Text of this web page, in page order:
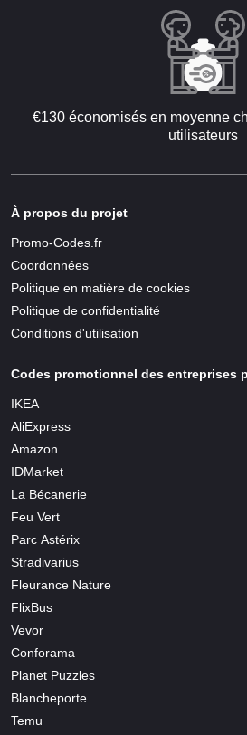
€130 économisés en moyenne
utilisateurs
À propos du projet
Promo-Codes.fr
Coordonnées
Politique en matière de cookies
Politique de confidentialité
Conditions d'utilisation
Codes promotionnel des entreprises
IKEA
AliExpress
Amazon
IDMarket
La Bécanerie
Feu Vert
Parc Astérix
Stradivarius
Fleurance Nature
FlixBus
Vevor
Conforama
Planet Puzzles
Blancheporte
Temu